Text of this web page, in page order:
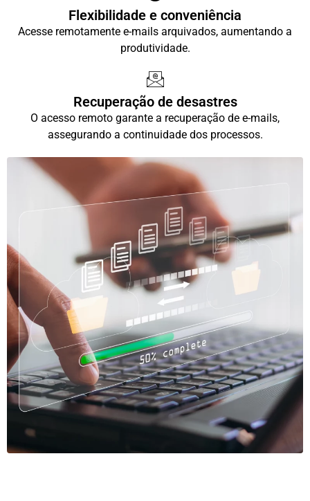
Flexibilidade e conveniência
Acesse remotamente e-mails arquivados, aumentando a
produtividade.
Recuperação de desastres
O acesso remoto garante a recuperação de e-mails,
assegurando a continuidade dos processos.